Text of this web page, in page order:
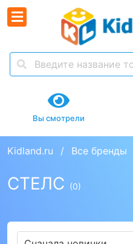
Вы смотрели
Kidland.ru Все бренды
СТЕЛС (0)